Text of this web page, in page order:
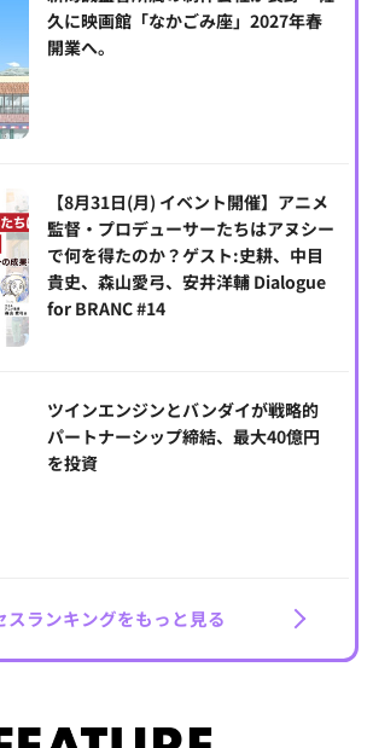
久に映画館「なかごみ座」2027年春
開業へ。
【8月31日(月) イベント開催】アニメ
監督・プロデューサーたちはアヌシー
で何を得たのか？ゲスト:史耕、中目
貴史、森山愛弓、安井洋輔 Dialogue
for BRANC #14
ツインエンジンとバンダイが戦略的
パートナーシップ締結、最大40億円
を投資
スランキングをもっと見る